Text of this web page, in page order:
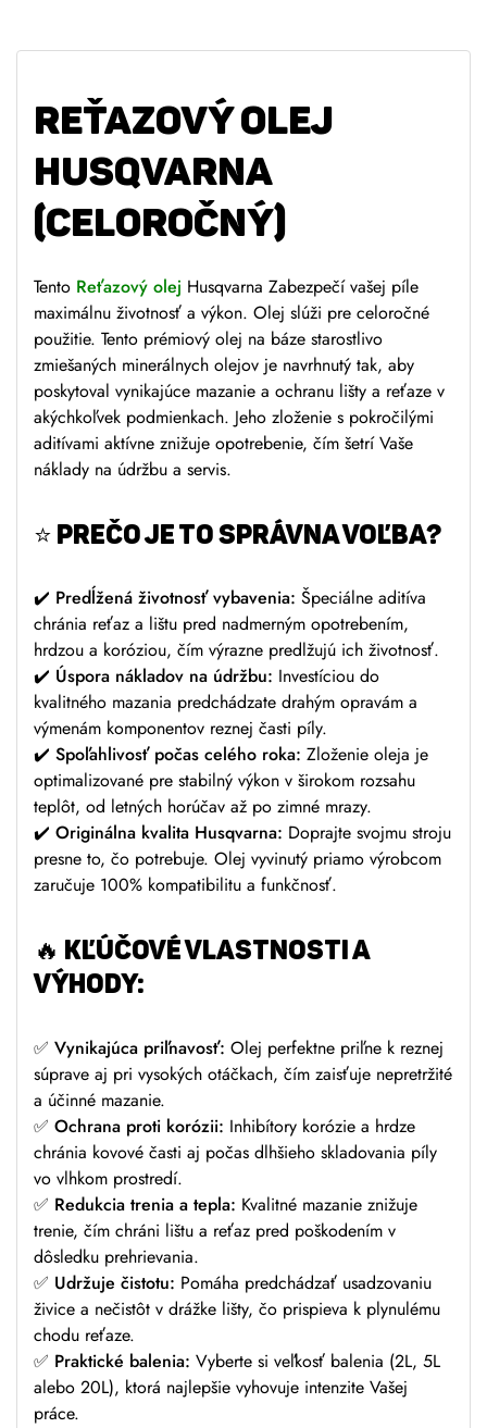
REŤAZOVÝ OLEJ
HUSQVARNA
(CELOROČNÝ)
Tento Reťazový olej Husqvarna Zabezpečí vašej píle
maximálnu životnosť a výkon. Olej slúži pre celoročné
použitie. Tento prémiový olej na báze starostlivo
zmiešaných minerálnych olejov je navrhnutý tak, aby
poskytoval vynikajúce mazanie a ochranu lišty a reťaze v
akýchkoľvek podmienkach. Jeho zloženie s pokročilými
aditívami aktívne znižuje opotrebenie, čím šetrí Vaše
náklady na údržbu a servis.
⭐ PREČO JE TO SPRÁVNA VOĽBA?
✔️ Predĺžená životnosť vybavenia: Špeciálne aditíva
chránia reťaz a lištu pred nadmerným opotrebením,
hrdzou a koróziou, čím výrazne predlžujú ich životnosť.
✔️ Úspora nákladov na údržbu: Investíciou do
kvalitného mazania predchádzate drahým opravám a
výmenám komponentov reznej časti píly.
✔️ Spoľahlivosť počas celého roka: Zloženie oleja je
optimalizované pre stabilný výkon v širokom rozsahu
teplôt, od letných horúčav až po zimné mrazy.
✔️ Originálna kvalita Husqvarna: Doprajte svojmu stroju
presne to, čo potrebuje. Olej vyvinutý priamo výrobcom
zaručuje 100% kompatibilitu a funkčnosť.
🔥 KĽÚČOVÉ VLASTNOSTI A
VÝHODY:
✅ Vynikajúca priľnavosť: Olej perfektne priľne k reznej
súprave aj pri vysokých otáčkach, čím zaisťuje nepretržité
a účinné mazanie.
✅ Ochrana proti korózii: Inhibítory korózie a hrdze
chránia kovové časti aj počas dlhšieho skladovania píly
vo vlhkom prostredí.
✅ Redukcia trenia a tepla: Kvalitné mazanie znižuje
trenie, čím chráni lištu a reťaz pred poškodením v
dôsledku prehrievania.
✅ Udržuje čistotu: Pomáha predchádzať usadzovaniu
živice a nečistôt v drážke lišty, čo prispieva k plynulému
chodu reťaze.
✅ Praktické balenia: Vyberte si veľkosť balenia (2L, 5L
alebo 20L), ktorá najlepšie vyhovuje intenzite Vašej
práce.